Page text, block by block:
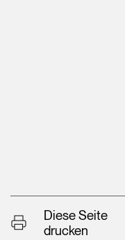
Diese Seite
drucken